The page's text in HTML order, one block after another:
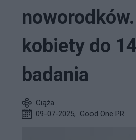
kobiety do
badania
Ciąża
09-07-2025, Good One PR